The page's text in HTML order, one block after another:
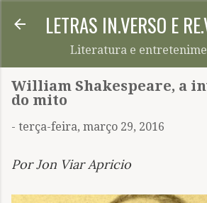
Pular para o conteúdo
LETRAS IN.VERSO E
Literatura e
William Shakespeare, a
do mito
- terça-feira, março 29, 2016
Por Jon Viar Apricio